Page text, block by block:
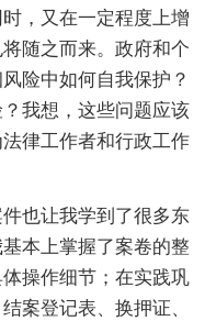
，又在一定程度上增
随之而来。政府和个
险中如何自我保护？
我想，这些问题应该
律工作者和行政工作
也让我学到了很多东
本上掌握了案卷的整
操作细节；在实践巩
案登记表、换押证、